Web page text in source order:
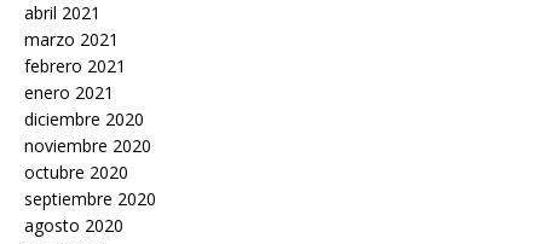
abril 2021
marzo 2021
febrero 2021
enero 2021
diciembre 2020
noviembre 2020
octubre 2020
septiembre 2020
agosto 2020